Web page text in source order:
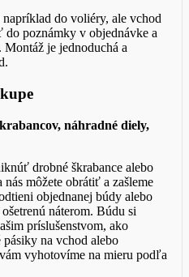
do voliéry, ale vchod
do poznámky v objednávke a
je jednoduchá a
náhradné diely,
drobné škrabance alebo
môžete obrátiť a zašleme
objednanej búdy alebo
náterom. Búdu si
príslušenstvom, ako
na vchod alebo
vyhotovíme na mieru podľa